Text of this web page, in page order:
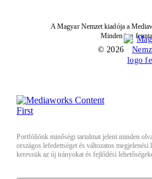
A Magyar Nemzet kiadója a
Minden jog
© 2026
Portfóliónk minőségi tartalmat jelent minden
országos lefedettséget és változatos
keressük az új irányokat és fejlődési